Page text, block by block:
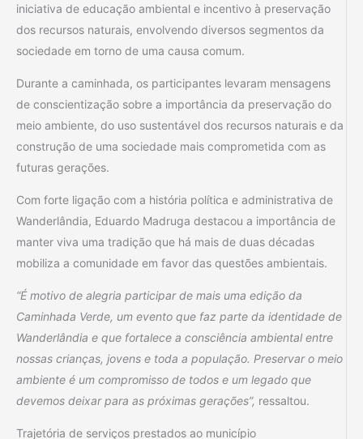
iniciativa de educação ambiental e incentivo à preservação
dos recursos naturais, envolvendo diversos segmentos da
sociedade em torno de uma causa comum.
Durante a caminhada, os participantes levaram mensagens
de conscientização sobre a importância da preservação do
meio ambiente, do uso sustentável dos recursos naturais e da
construção de uma sociedade mais comprometida com as
futuras gerações.
Com forte ligação com a história política e administrativa de
Wanderlândia, Eduardo Madruga destacou a importância de
manter viva uma tradição que há mais de duas décadas
mobiliza a comunidade em favor das questões ambientais.
“É motivo de alegria participar de mais uma edição da
Caminhada Verde, um evento que faz parte da identidade de
Wanderlândia e que fortalece a consciência ambiental entre
nossas crianças, jovens e toda a população. Preservar o meio
ambiente é um compromisso de todos e um legado que
devemos deixar para as próximas gerações”, ressaltou.
Trajetória de serviços prestados ao município